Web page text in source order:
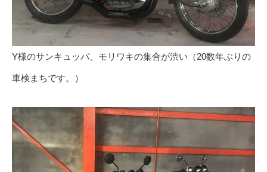
Y様のサンキュッパ、モリワキの集合が渋い（20数年ぶりの
車検まちです。）